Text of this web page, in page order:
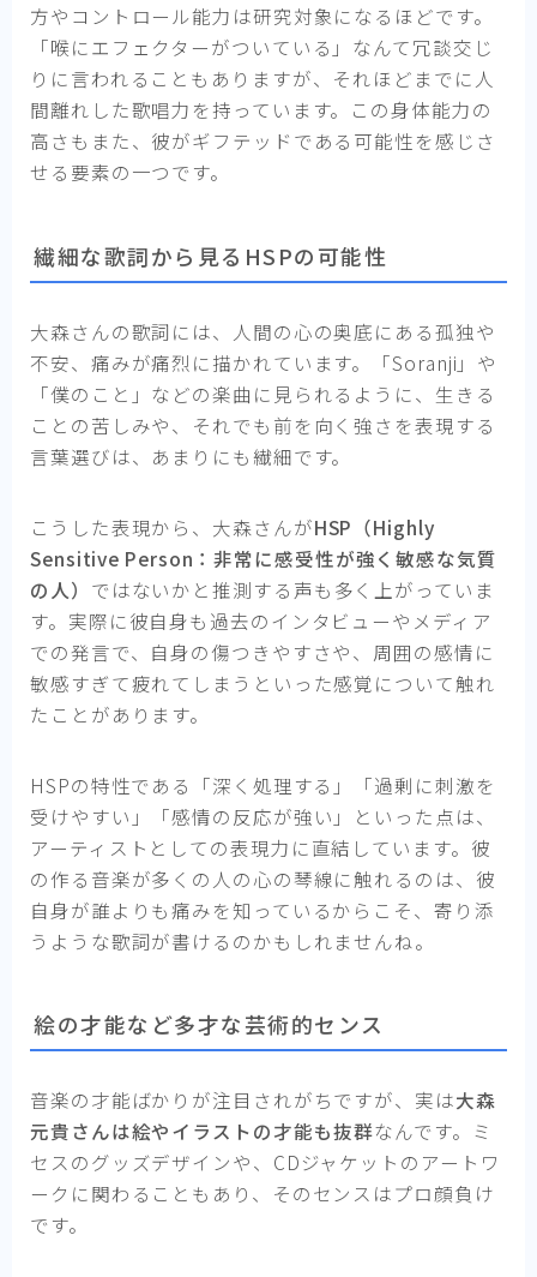
方やコントロール能力は研究対象になるほどです。
「喉にエフェクターがついている」なんて冗談交じ
りに言われることもありますが、それほどまでに人
間離れした歌唱力を持っています。この身体能力の
高さもまた、彼がギフテッドである可能性を感じさ
せる要素の一つです。
繊細な歌詞から見るHSPの可能性
大森さんの歌詞には、人間の心の奥底にある孤独や
不安、痛みが痛烈に描かれています。「Soranji」や
「僕のこと」などの楽曲に見られるように、生きる
ことの苦しみや、それでも前を向く強さを表現する
言葉選びは、あまりにも繊細です。
こうした表現から、大森さんがHSP（Highly
Sensitive Person：非常に感受性が強く敏感な気質
の人） ではないかと推測する声も多く上がっていま
す。実際に彼自身も過去のインタビューやメディア
での発言で、自身の傷つきやすさや、周囲の感情に
敏感すぎて疲れてしまうといった感覚について触れ
たことがあります。
HSPの特性である「深く処理する」「過剰に刺激を
受けやすい」「感情の反応が強い」といった点は、
アーティストとしての表現力に直結しています。彼
の作る音楽が多くの人の心の琴線に触れるのは、彼
自身が誰よりも痛みを知っているからこそ、寄り添
うような歌詞が書けるのかもしれませんね。
絵の才能など多才な芸術的センス
音楽の才能ばかりが注目されがちですが、実は大森
元貴さんは絵やイラストの才能も抜群なんです。ミ
セスのグッズデザインや、CDジャケットのアートワ
ークに関わることもあり、そのセンスはプロ顔負け
です。